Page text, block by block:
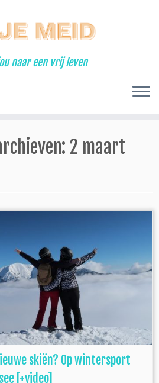
naar een vrij leven
2 maart
skiën? Op wintersport
[+video]